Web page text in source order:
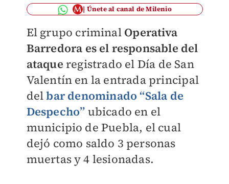
Únete al canal de Milenio
El grupo criminal Operativa
Barredora es el responsable del
ataque registrado el Día de San
Valentín en la entrada principal
delbar denominado “Sala de
Despecho” ubicado en el
municipio de Puebla, el cual
dejó como saldo 3 personas
muertas y 4 lesionadas.